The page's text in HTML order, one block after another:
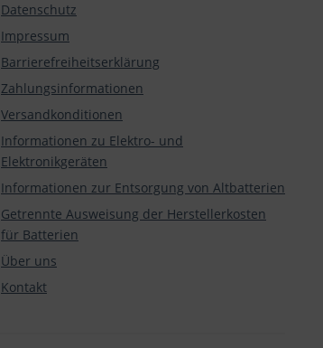
Datenschutz
Impressum
Barrierefreiheitserklärung
Zahlungsinformationen
Versandkonditionen
Informationen zu Elektro- und
Elektronikgeräten
Informationen zur Entsorgung von Altbatterien
Getrennte Ausweisung der Herstellerkosten
für Batterien
Über uns
Kontakt